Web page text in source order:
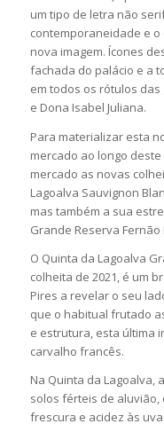
um tipo de letra não
contemporaneidade e o
nova imagem. Ícones
fachada do palácio e a
em todos os rótulos das
e Dona Isabel Juliana.
Para materializar esta
mercado ao longo
mercado as novas
Lagoalva Sauvignon
mas também a sua
Grande Reserva Fernão
O Quinta da Lagoalva
colheita de 2021, é um
Pires a revelar o seu
que o habitual frutado
e estrutura, esta última
carvalho francês.
Na Quinta da Lagoalva,
solos férteis de aluvião,
frescura e acidez às